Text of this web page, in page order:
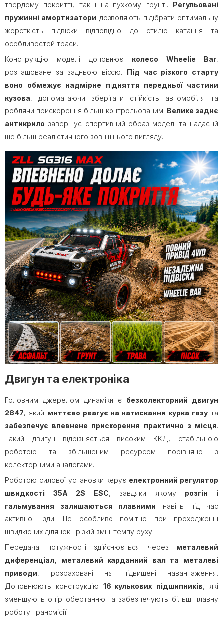
твердому покритті, так і на пухкому ґрунті. Регульовані
пружинні амортизатори дозволяють підібрати оптимальну
жорсткість підвіски відповідно до стилю катання та
особливостей траси.
Конструкцію моделі доповнює колесо Wheelie Bar,
розташоване за задньою віссю. Під час різкого старту
воно
обмежує надмірне підняття передньої частини
кузова, допомагаючи зберігати стійкість автомобіля та
роблячи прискорення більш контрольованим. Велике заднє
антикрило завершує спортивний образ моделі та надає їй
ще більш реалістичного зовнішнього вигляду.
Двигун та електроніка
Головним джерелом динаміки є безколекторний двигун
2847, який миттєво реагує на натискання курка газу та
забезпечує впевнене прискорення практично з місця.
Такий двигун відрізняється високим ККД, стабільною
роботою та збільшеним ресурсом порівняно з
колекторними аналогами.
Роботою силової установки керує електронний регулятор
швидкості 35A 2S ESC, завдяки якому розгін і
гальмування залишаються плавними навіть під час
активної їзди. Це особливо помітно при проходженні
швидкісних ділянок і різкій зміні темпу руху.
Передача потужності здійснюється через металевий
диференціал, металевий карданний вал та металеві
приводи, розраховані на підвищені навантаження.
Доповнюють конструкцію 16 кулькових підшипників, які
зменшують опір обертанню та забезпечують більш плавну
роботу трансмісії.